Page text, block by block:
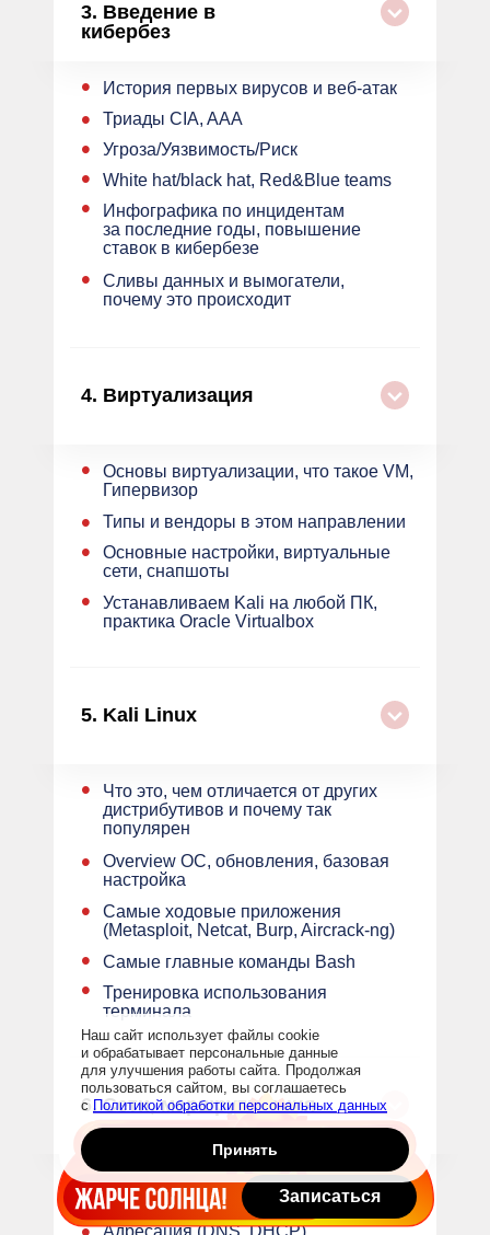
3. Введение в
кибербез
История первых вирусов и веб-атак
•
Триады CIA, AAA
•
Угроза/Уязвимость/Риск
•
White hat/black hat, Red&Blue teams
•
Инфографика по инцидентам
за последние годы, повышение
ставок в кибербезе
•
Сливы данных и вымогатели,
почему это происходит
•
4. Виртуализация
Основы виртуализации, что такое VM,
Гипервизор
•
Типы и вендоры в этом направлении
•
Основные настройки, виртуальные
сети, снапшоты
•
Устанавливаем Kali на любой ПК,
практика Oracle Virtualbox
•
5. Kali Linux
Что это, чем отличается от других
дистрибутивов и почему так
популярен
•
Overview ОС, обновления, базовая
настройка
•
Самые ходовые приложения
(Metasploit, Netcat, Burp, Aircrack-ng)
•
Самые главные команды Bash
•
Тренировка использования
терминала
•
6.Сети, маршрутизация
Почему знания о сетях — одни
из самых важных в кибербезе
•
Адресация (DNS, DHCP)
Записаться
Принять
Наш сайт использует файлы cookie
и обрабатывает персональные данные
для улучшения работы сайта. Продолжая
пользоваться сайтом, вы соглашаетесь
с Политикой обработки персональных данных